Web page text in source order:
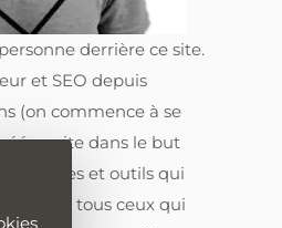
derrière ce site.
et SEO depuis
(on commence à se
ce site dans le but
et outils qui
à tous ceux qui